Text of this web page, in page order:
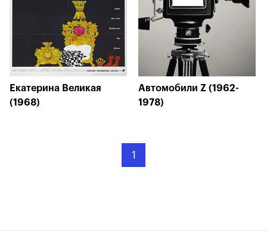
Екатерина Великая
(1968)
Автомобили Z (1962-
1978)
1